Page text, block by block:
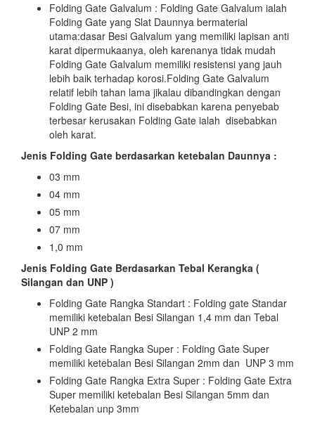
Folding Gate Galvalum : Folding Gate Galvalum ialah
Folding Gate yang Slat Daunnya bermaterial
utama:dasar Besi Galvalum yang memiliki lapisan anti
karat dipermukaanya, oleh karenanya tidak mudah
Folding Gate Galvalum memiliki resistensi yang jauh
lebih baik terhadap korosi.Folding Gate Galvalum
relatif lebih tahan lama jikalau dibandingkan dengan
Folding Gate Besi, ini disebabkan karena penyebab
terbesar kerusakan Folding Gate ialah disebabkan
oleh karat.
Jenis Folding Gate berdasarkan ketebalan Daunnya :
03 mm
04 mm
05 mm
07 mm
1,0 mm
Jenis Folding Gate Berdasarkan Tebal Kerangka (
Silangan dan UNP )
Folding Gate Rangka Standart : Folding gate Standar
memiliki ketebalan Besi Silangan 1,4 mm dan Tebal
UNP 2 mm
Folding Gate Rangka Super : Folding Gate Super
memiliki ketebalan Besi Silangan 2mm dan UNP 3 mm
Folding Gate Rangka Extra Super : Folding Gate Extra
Super memiliki ketebalan Besi Silangan 5mm dan
Ketebalan unp 3mm